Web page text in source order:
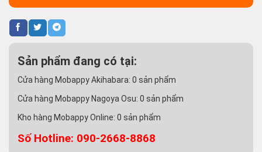
Sản phẩm đang có tại:
Cửa hàng Mobappy Akihabara: 0 sản phẩm
Cửa hàng Mobappy Nagoya Osu: 0 sản phẩm
Kho hàng Mobappy Online: 0 sản phẩm
Số Hotline: 090-2668-8868